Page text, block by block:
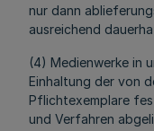
nur dann
ausreichend
(4) Medienwerke in
Einhaltung der von
Pflichtexemplare
und Verfahren